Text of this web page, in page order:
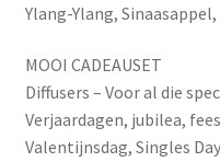
Ylang-Ylang,
MOOI CADEAUSET
Diffusers – Voor al die
Verjaardagen, jubilea,
Valentijnsdag, Singles